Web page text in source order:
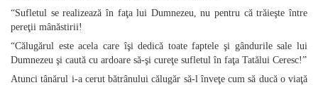
“Sufletul se realizează în faţa lui Dumnezeu, nu pentru că trăieşte între
pereţii mânăstirii!
“Călugărul este acela care îşi dedică toate faptele şi gândurile sale lui
Dumnezeu şi caută cu ardoare să‑şi cureţe sufletul în faţa Tatălui Ceresc!”
Atunci tânărul i‑a cerut bătrânului călugăr să‑l înveţe cum să ducă o viaţă